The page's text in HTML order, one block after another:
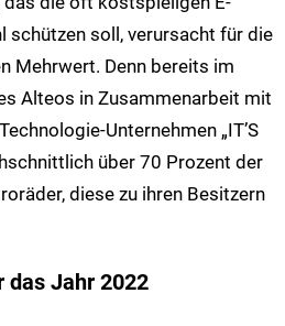
schützen soll, verursacht für die
Mehrwert. Denn bereits im
Alteos in Zusammenarbeit mit
Unternehmen „IT’S
über 70 Prozent der
diese zu ihren Besitzern
das Jahr 2022